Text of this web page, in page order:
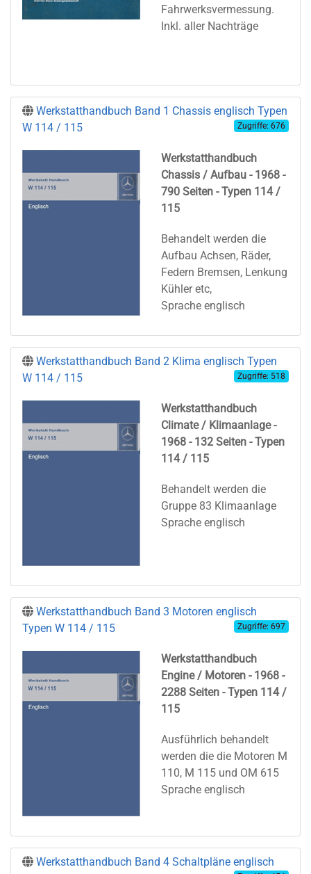
Fahrwerksvermessung.
Inkl. aller Nachträge
Werkstatthandbuch Band 1 Chassis englisch Typen
W 114 / 115
Zugriffe: 676
Werkstatthandbuch
Chassis / Aufbau - 1968 -
790 Seiten - Typen 114 /
115
Behandelt werden die
Aufbau Achsen, Räder,
Federn Bremsen, Lenkung
Kühler etc,
Sprache englisch
Werkstatthandbuch Band 2 Klima englisch Typen
W 114 / 115
Zugriffe: 518
Werkstatthandbuch
Climate / Klimaanlage -
1968 - 132 Seiten - Typen
114 / 115
Behandelt werden die
Gruppe 83 Klimaanlage
Sprache englisch
Werkstatthandbuch Band 3 Motoren englisch
Typen W 114 / 115
Zugriffe: 697
Werkstatthandbuch
Engine / Motoren - 1968 -
2288 Seiten - Typen 114 /
115
Ausführlich behandelt
werden die die Motoren M
110, M 115 und OM 615
Sprache englisch
Werkstatthandbuch Band 4 Schaltpläne englisch